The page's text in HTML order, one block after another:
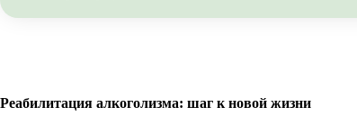
Реабилитация алкоголизма: шаг к новой жизни